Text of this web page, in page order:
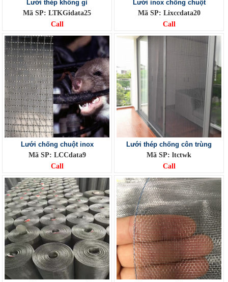
Lưới thép không gỉ
Mã SP: LTKGidata25
Call
Lưới inox chống chuột
Mã SP: Lixccdata20
Call
Lưới chống chuột inox
Mã SP: LCCdata9
Call
Lưới thép chống côn trùng
Mã SP: ltctwk
Call